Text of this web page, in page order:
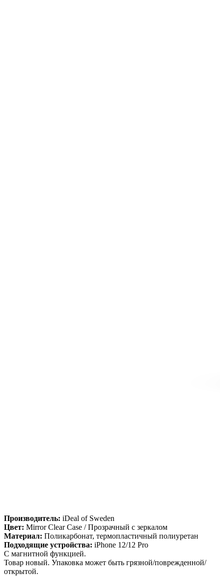
Производитель: iDeal of Sweden
Цвет: Mirror Clear Case / Прозрачный с зеркалом
Материал: Поликарбонат, термопластичный полиуретан
Подходящие устройства: iPhone 12/12 Pro
С магнитной функцией.
Товар новый. Упаковка может быть грязной/поврежденной/
открытой.